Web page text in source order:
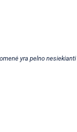
yra pelno